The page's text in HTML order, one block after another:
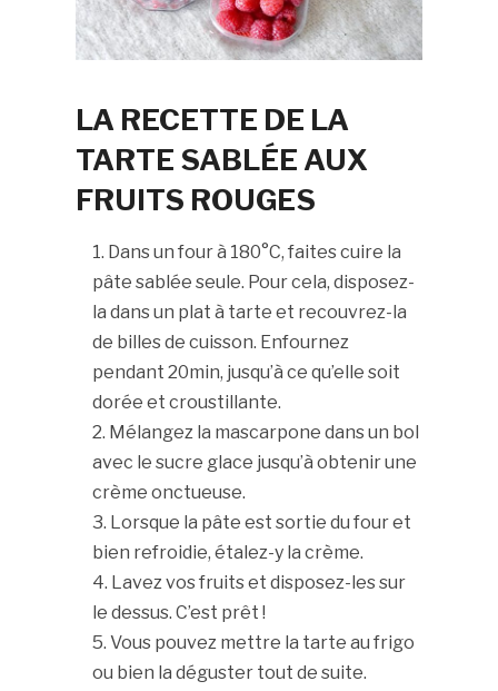
LA RECETTE DE LA
TARTE SABLÉE AUX
FRUITS ROUGES
Dans un four à 180°C, faites cuire la
pâte sablée seule. Pour cela, disposez-
la dans un plat à tarte et recouvrez-la
de billes de cuisson. Enfournez
pendant 20min, jusqu’à ce qu’elle soit
dorée et croustillante.
Mélangez la mascarpone dans un bol
avec le sucre glace jusqu’à obtenir une
crème onctueuse.
Lorsque la pâte est sortie du four et
bien refroidie, étalez-y la crème.
Lavez vos fruits et disposez-les sur
le dessus. C’est prêt !
Vous pouvez mettre la tarte au frigo
ou bien la déguster tout de suite.